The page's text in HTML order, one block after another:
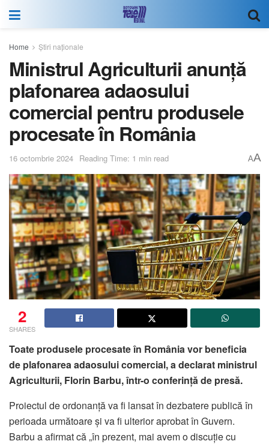
Home Știri naționale
Ministrul Agriculturii anunță
plafonarea adaosului
comercial pentru produsele
procesate în România
16 octombrie 2024 Reading Time: 1 min read AA
2
SHARES
Toate produsele procesate în România vor beneficia
de plafonarea adaosului comercial, a declarat ministrul
Agriculturii, Florin Barbu, într-o conferință de presă.
Proiectul de ordonanță va fi lansat în dezbatere publică în
perioada următoare și va fi ulterior aprobat în Guvern.
Barbu a afirmat că „în prezent, mai avem o discuție cu